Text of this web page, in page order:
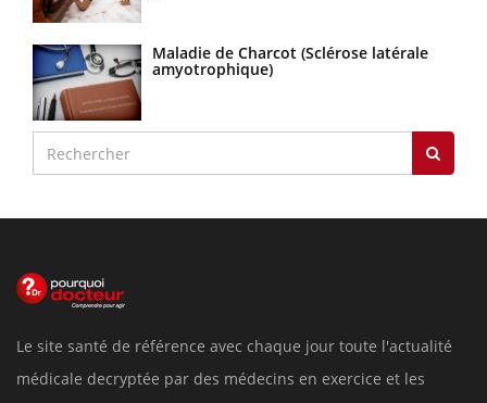
Maladie de Charcot (Sclérose latérale
amyotrophique)
Le site santé de référence avec chaque jour toute l'actualité
médicale decryptée par des médecins en exercice et les